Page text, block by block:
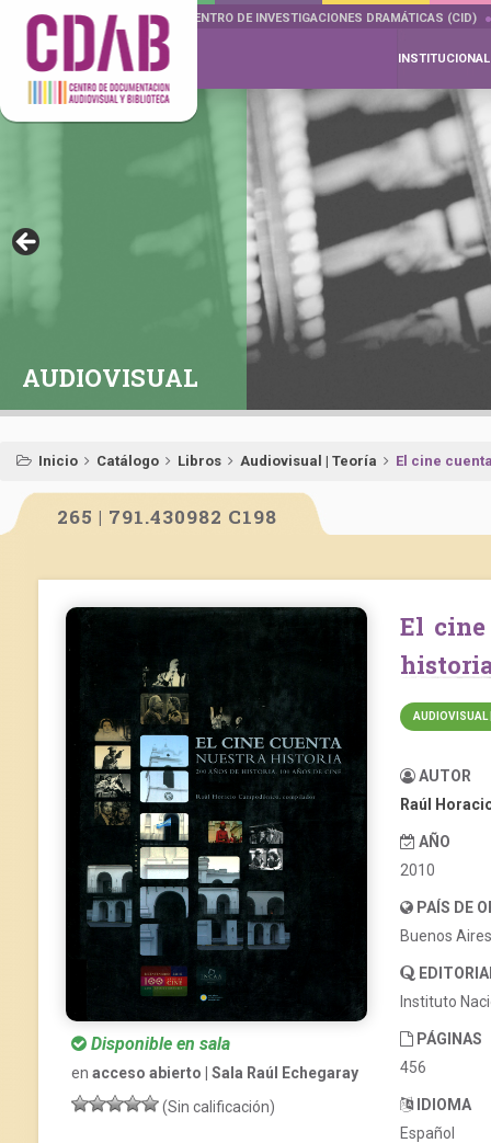
DOCUMENTA DRAMÁTICAS CENTRO DE INVESTIGACIONES DRAMÁTICAS (CID)
INSTITUCIONAL
AUDIOVISUAL
Inicio Catálogo Libros Audiovisual | Teoría El cine
265 | 791.430982 C198
Disponible en sala
en acceso abierto | Sala Raúl Echegaray
(Sin calificación)
El cine cuenta nuestra historia. 200 años de
AUDIOVISUAL
AUTOR
Raúl
AÑO
2010
PAÍS DE
Buenos
Instituto
PÁGINAS
456
IDIOMA
Español